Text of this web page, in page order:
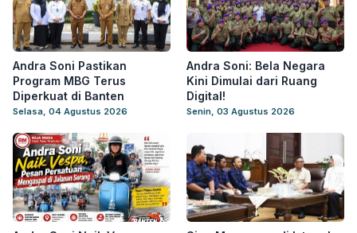
Andra Soni Pastikan
Program MBG Terus
Diperkuat di Banten
Selasa, 04 Agustus 2026
Andra Soni: Bela Negara
Kini Dimulai dari Ruang
Digital!
Senin, 03 Agustus 2026